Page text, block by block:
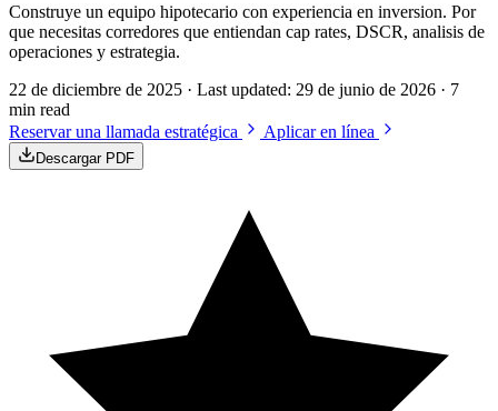
Construye un equipo hipotecario con experiencia en inversion. Por
que necesitas corredores que entiendan cap rates, DSCR, analisis de
operaciones y estrategia.
22 de diciembre de 2025 · Last updated: 29 de junio de 2026 · 7
min read
Reservar una llamada estratégica
Aplicar en línea
Descargar PDF